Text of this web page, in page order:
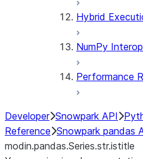
Hybrid
NumPy
Performance
Developer Snowpark API
Reference Snowpark pandas
modin.pandas.Series.str.istitle